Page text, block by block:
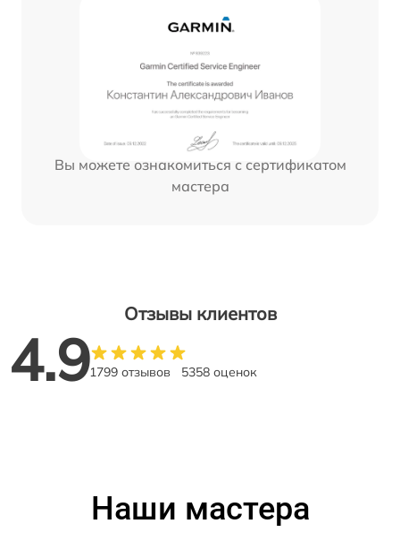
Вы можете ознакомиться с сертификатом
мастера
Отзывы клиентов
4.91799 отзывов 5358 оценок
Наши мастера